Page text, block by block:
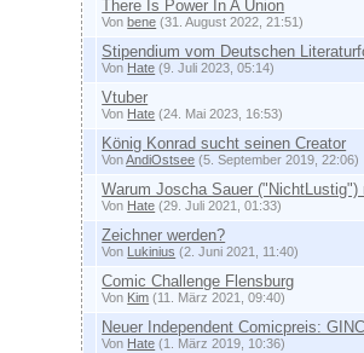
There Is Power In A Union
Von bene (31. August 2022, 21:51)
Stipendium vom Deutschen
Von Hate (9. Juli 2023, 05:14)
Vtuber
Von Hate (24. Mai 2023, 16:53)
König Konrad sucht seinen Creator
VonAndiOstsee (5. September 2019, 22:06)
Warum Joscha Sauer
Von Hate (29. Juli 2021, 01:33)
Zeichner werden?
Von Lukinius (2. Juni 2021, 11:40)
Comic Challenge Flensburg
Von Kim (11. März 2021, 09:40)
Neuer Independent Comicpreis:
Von Hate (1. März 2019, 10:36)